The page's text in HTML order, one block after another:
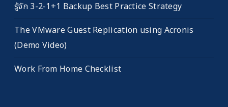
รู้จัก 3-2-1+1 Backup Best Practice Strategy
The VMware Guest Replication using Acronis
(Demo Video)
Work From Home Checklist